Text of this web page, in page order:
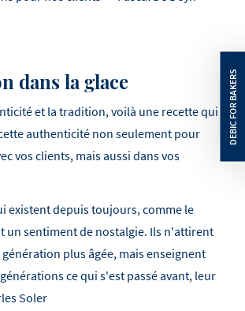
dans la glace
et la tradition, voilà une recette qui
authenticité non seulement pour
vos clients, mais aussi dans vos
existent depuis toujours, comme le
un sentiment de nostalgie. Ils n'attirent
plus âgée, mais enseignent
ce qui s'est passé avant, leur
Soler